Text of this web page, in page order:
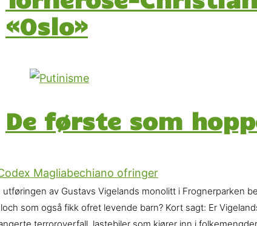
«Oslo»
De første som
utføringen av Gustavs Vigelands monolitt i Frognerparken
som også fikk ofret levende barn? Kort sagt: Er